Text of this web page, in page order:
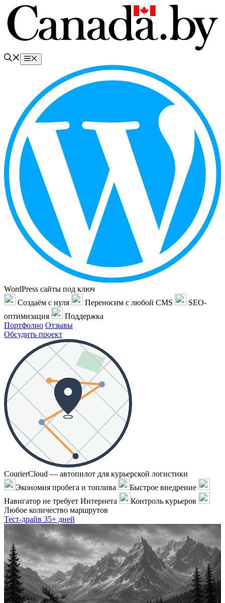
Перейти
содержимому
Меню
WordPress сайты под ключ
Создаём с нуля
Переносим с любой CMS
SEO-
оптимизация
Поддержка
Портфолио Отзывы
Обсудить проект
CourierCloud — автопилот для курьерской логистики
Экономия пробега и топлива
Быстрое внедрение
Навигатор не требует Интернета
Контроль курьеров
Любое количество маршрутов
Тест-драйв 35+ дней